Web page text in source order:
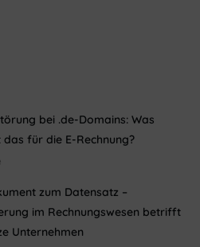
bei .de-Domains: Was
für die E-Rechnung?
zum Datensatz –
im Rechnungswesen betrifft
Unternehmen